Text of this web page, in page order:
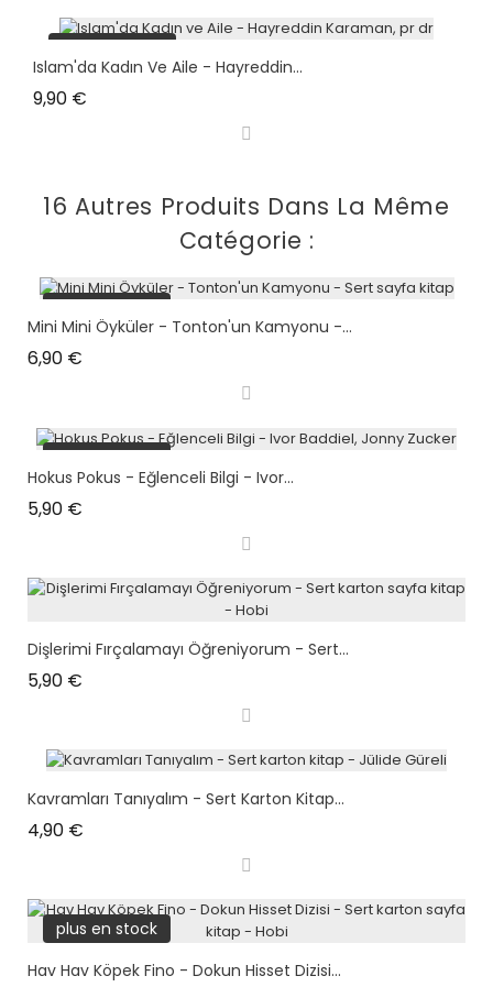
plus en stock
Islam'da Kadın Ve Aile - Hayreddin...
9,90 €
16 Autres Produits Dans La Même
Catégorie :
plus en stock
Mini Mini Öyküler - Tonton'un Kamyonu -...
6,90 €
plus en stock
Hokus Pokus - Eğlenceli Bilgi - Ivor...
5,90 €
Dişlerimi Fırçalamayı Öğreniyorum - Sert...
5,90 €
Kavramları Tanıyalım - Sert Karton Kitap...
4,90 €
plus en stock
Hav Hav Köpek Fino - Dokun Hisset Dizisi...